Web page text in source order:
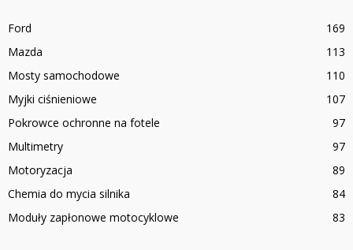
Ford
169
Mazda
113
Mosty samochodowe
110
Myjki ciśnieniowe
107
Pokrowce ochronne na fotele
97
Multimetry
97
Motoryzacja
89
Chemia do mycia silnika
84
Moduły zapłonowe motocyklowe
83